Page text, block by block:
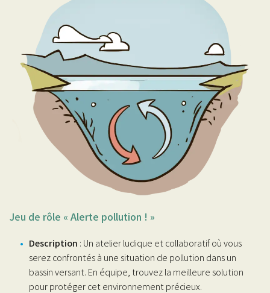
Jeu de rôle « Alerte pollution ! »
Description : Un atelier ludique et collaboratif où vous
serez confrontés à une situation de pollution dans un
bassin versant. En équipe, trouvez la meilleure solution
pour protéger cet environnement précieux.